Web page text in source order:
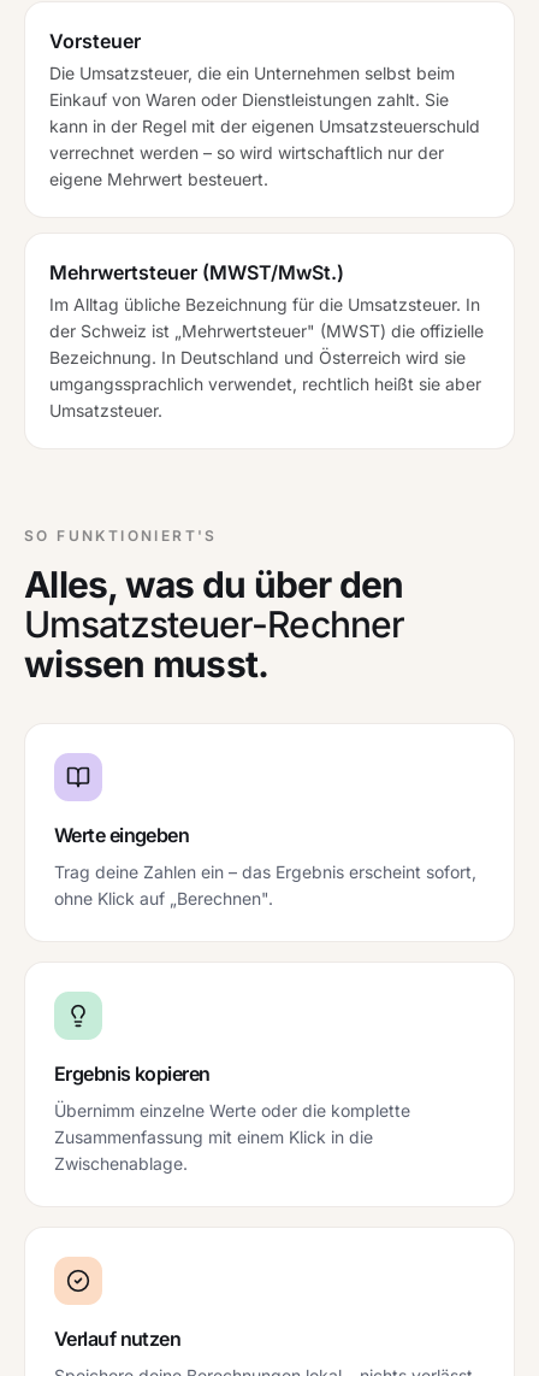
Vorsteuer
Die Umsatzsteuer, die ein Unternehmen selbst beim
Einkauf von Waren oder Dienstleistungen zahlt. Sie
kann in der Regel mit der eigenen Umsatzsteuerschuld
verrechnet werden – so wird wirtschaftlich nur der
eigene Mehrwert besteuert.
Mehrwertsteuer (MWST/MwSt.)
Im Alltag übliche Bezeichnung für die Umsatzsteuer. In
der Schweiz ist „Mehrwertsteuer" (MWST) die offizielle
Bezeichnung. In Deutschland und Österreich wird sie
umgangssprachlich verwendet, rechtlich heißt sie aber
Umsatzsteuer.
SO FUNKTIONIERT'S
Alles, was du über den
Umsatzsteuer-Rechner
wissen musst.
Werte eingeben
Trag deine Zahlen ein – das Ergebnis erscheint sofort,
ohne Klick auf „Berechnen".
Ergebnis kopieren
Übernimm einzelne Werte oder die komplette
Zusammenfassung mit einem Klick in die
Zwischenablage.
Verlauf nutzen